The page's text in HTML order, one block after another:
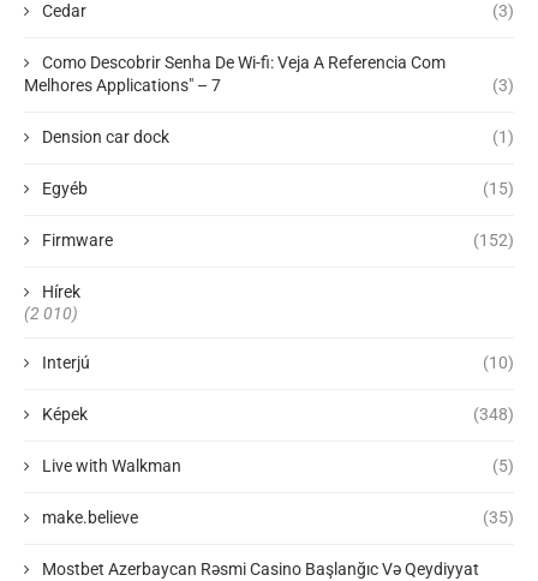
Cedar (3)
Como Descobrir Senha De Wi-fi: Veja A Referencia Com
Melhores Applications" – 7
(3)
Dension car dock (1)
Egyéb (15)
Firmware (152)
Hírek
(2 010)
Interjú (10)
Képek (348)
Live with Walkman (5)
make.believe (35)
Mostbet Azerbaycan Rəsmi Casino Başlanğıc Və Qeydiyyat